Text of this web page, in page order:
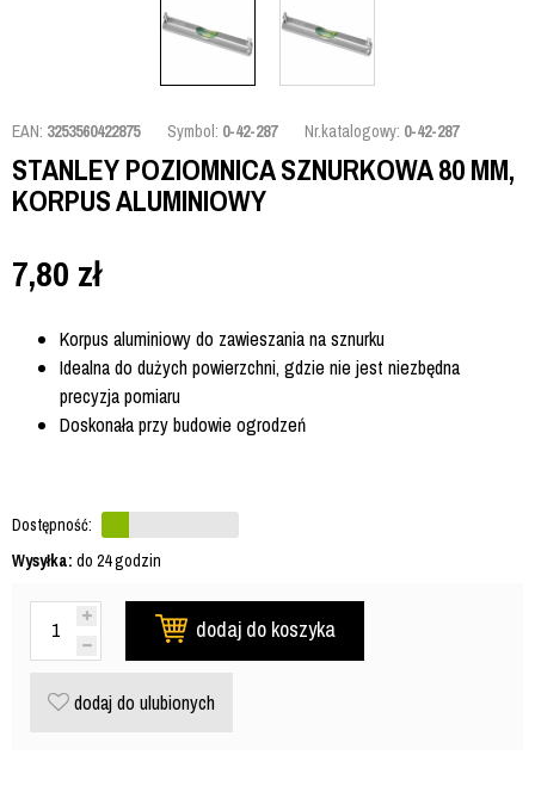
EAN: 3253560422875 Symbol: 0-42-287 Nr.katalogowy: 0-42-287
STANLEY POZIOMNICA SZNURKOWA 80 MM,
KORPUS ALUMINIOWY
7,80 zł
Korpus aluminiowy do zawieszania na sznurku
Idealna do dużych powierzchni, gdzie nie jest niezbędna
precyzja pomiaru
Doskonała przy budowie ogrodzeń
Dostępność:
Wysyłka: do 24 godzin
dodaj do koszyka
dodaj do ulubionych